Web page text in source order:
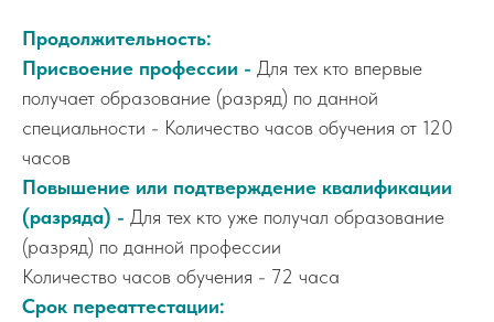
Продолжительность:
Присвоение профессии - Для тех кто впервые
получает образование (разряд) по данной
специальности - Количество часов обучения от 120
часов
Повышение или подтверждение квалификации
(разряда) - Для тех кто уже получал образование
(разряд) по данной профессии
Количество часов обучения - 72 часа
Срок переаттестации: